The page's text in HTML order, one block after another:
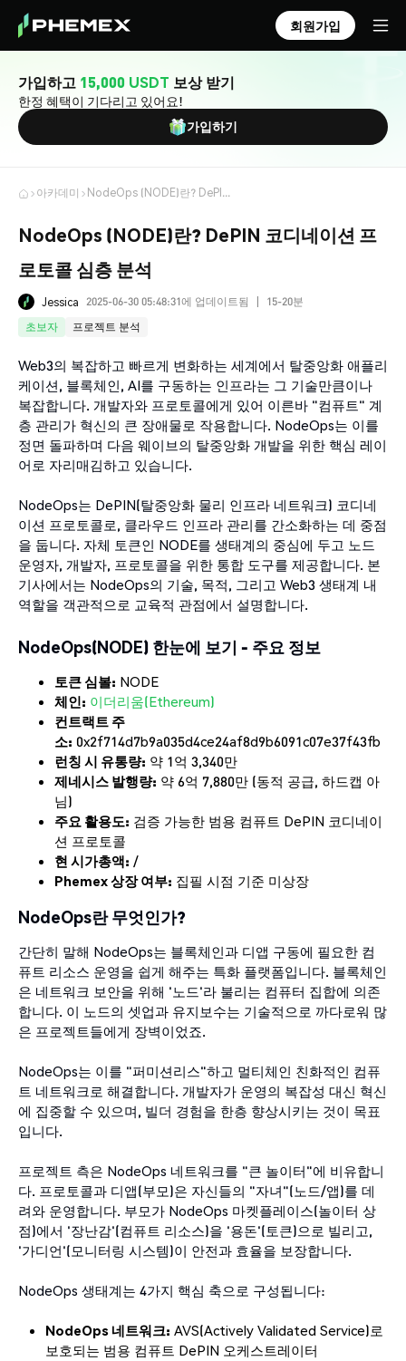
회원가입
가입하고 15,000 USDT 보상 받기
한정 혜택이 기다리고 있어요!
가입하기
아카데미 NodeOps (NODE)란? DePIN 코디네이션 프로토콜 심층 분석
NodeOps (NODE)란? DePIN 코디네이션 프
로토콜 심층 분석
Jessica 2025-06-30 05:48:31에 업데이트됨
15-20분
초보자
프로젝트 분석
Web3의 복잡하고 빠르게 변화하는 세계에서 탈중앙화 애플리
케이션, 블록체인, AI를 구동하는 인프라는 그 기술만큼이나
복잡합니다. 개발자와 프로토콜에게 있어 이른바 "컴퓨트" 계
층 관리가 혁신의 큰 장애물로 작용합니다. NodeOps는 이를
정면 돌파하며 다음 웨이브의 탈중앙화 개발을 위한 핵심 레이
어로 자리매김하고 있습니다.
NodeOps는 DePIN(탈중앙화 물리 인프라 네트워크) 코디네
이션 프로토콜로, 클라우드 인프라 관리를 간소화하는 데 중점
을 둡니다. 자체 토큰인 NODE를 생태계의 중심에 두고 노드
운영자, 개발자, 프로토콜을 위한 통합 도구를 제공합니다. 본
기사에서는 NodeOps의 기술, 목적, 그리고 Web3 생태계 내
역할을 객관적으로 교육적 관점에서 설명합니다.
NodeOps(NODE) 한눈에 보기 - 주요 정보
토큰 심볼: NODE
체인: 이더리움(Ethereum)
컨트랙트 주
소: 0x2f714d7b9a035d4ce24af8d9b6091c07e37f43fb
런칭 시 유통량: 약 1억 3,340만
제네시스 발행량: 약 6억 7,880만 (동적 공급, 하드캡 아
님)
주요 활용도: 검증 가능한 범용 컴퓨트 DePIN 코디네이
션 프로토콜
현 시가총액: /
Phemex 상장 여부: 집필 시점 기준 미상장
NodeOps란 무엇인가?
간단히 말해 NodeOps는 블록체인과 디앱 구동에 필요한 컴
퓨트 리소스 운영을 쉽게 해주는 특화 플랫폼입니다. 블록체인
은 네트워크 보안을 위해 '노드'라 불리는 컴퓨터 집합에 의존
합니다. 이 노드의 셋업과 유지보수는 기술적으로 까다로워 많
은 프로젝트들에게 장벽이었죠.
NodeOps는 이를 "퍼미션리스"하고 멀티체인 친화적인 컴퓨
트 네트워크로 해결합니다. 개발자가 운영의 복잡성 대신 혁신
에 집중할 수 있으며, 빌더 경험을 한층 향상시키는 것이 목표
입니다.
프로젝트 측은 NodeOps 네트워크를 "큰 놀이터"에 비유합니
다. 프로토콜과 디앱(부모)은 자신들의 "자녀"(노드/앱)를 데
려와 운영합니다. 부모가 NodeOps 마켓플레이스(놀이터 상
점)에서 '장난감'(컴퓨트 리소스)을 '용돈'(토큰)으로 빌리고,
'가디언'(모니터링 시스템)이 안전과 효율을 보장합니다.
NodeOps 생태계는 4가지 핵심 축으로 구성됩니다:
NodeOps 네트워크: AVS(Actively Validated Service)로
보호되는 범용 컴퓨트 DePIN 오케스트레이터